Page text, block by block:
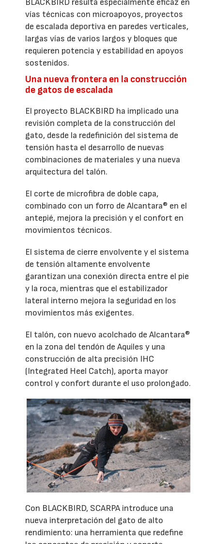
vías técnicas con microapoyos, proyectos
de escalada deportiva en paredes verticales,
largas vías de varios largos y bloques que
requieren potencia y estabilidad en apoyos
sostenidos.
Una nueva frontera en la construcción
de gatos de escalada
El proyecto BLACKBIRD ha implicado una
revisión completa de la construcción del
gato, desde la redefinición del sistema de
tensión hasta el desarrollo de nuevas
combinaciones de materiales y una nueva
arquitectura del talón.
El corte de microfibra de doble capa,
combinado con un forro de Alcantara® en el
antepié, mejora la precisión y el confort en
movimientos técnicos.
El sistema de cierre envolvente y el sistema
de tensión altamente envolvente
garantizan una conexión directa entre el pie
y la roca, mientras que el estabilizador
lateral interno mejora la seguridad en los
movimientos más exigentes.
El talón, con nuevo acolchado de Alcantara®
en la zona del tendón de Aquiles y una
construcción de alta precisión IHC
(Integrated Heel Catch), aporta mayor
control y confort durante el uso prolongado.
Con BLACKBIRD, SCARPA introduce una
nueva interpretación del gato de alto
rendimiento: una herramienta que redefine